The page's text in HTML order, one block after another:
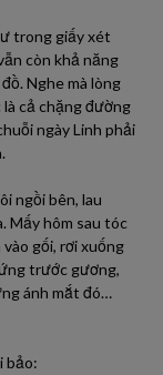
trong giấy xét
còn khả năng
Nghe mà lòng
cả chặng đường
ngày Linh phải
ngồi bên, lau
Mấy hôm sau tóc
gối, rơi xuống
trước gương,
ánh mắt đó…
bảo: